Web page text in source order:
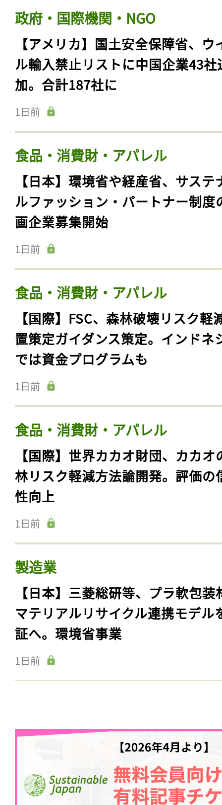
政府・国際機関・NGO
【アメリカ】国土安全保障省、ウ
ル輸入禁止リストに中国企業43社
加。合計187社に
1日前
食品・消費財・アパレル
【日本】環境省や経産省、サステ
ルファッション・パートナー制度
画企業募集開始
1日前
食品・消費財・アパレル
【国際】FSC、森林破壊リスク軽
置策定ガイダンス策定。インドネ
では資金プログラムも
1日前
食品・消費財・アパレル
【国際】世界カカオ財団、カカオ
林リスク軽減方法論開発。評価の
性向上
1日前
製造業
【日本】三菱総研等、プラ軟包装
マテリアルリサイクル連携モデル
証へ。環境省事業
1日前